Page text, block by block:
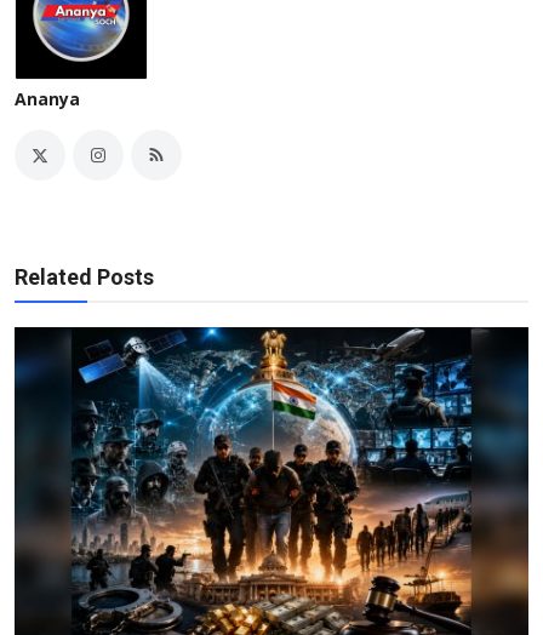
Ananya
Related Posts